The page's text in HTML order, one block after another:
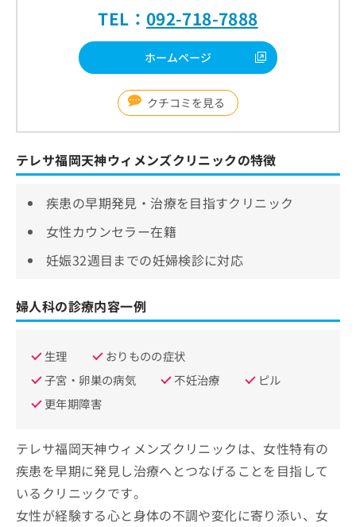
TEL： 092-718-7888
ホームページ
クチコミを見る
テレサ福岡天神ウィメンズクリニックの特徴
疾患の早期発見・治療を目指すクリニック
女性カウンセラー在籍
妊娠32週目までの妊婦検診に対応
婦人科の診療内容一例
生理
おりものの症状
子宮・卵巣の病気
不妊治療
ピル
更年期障害
テレサ福岡天神ウィメンズクリニックは、女性特有の
疾患を早期に発見し治療へとつなげることを目指して
いるクリニックです。
女性が経験する心と身体の不調や変化に寄り添い、女